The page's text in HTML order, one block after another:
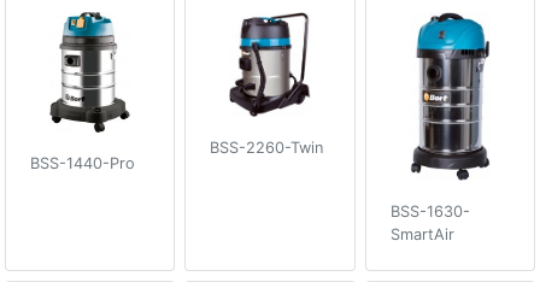
BSS-1440-Pro
BSS-2260-Twin
BSS-1630-
SmartAir